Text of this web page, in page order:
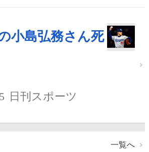
小島弘務さん死
日刊スポーツ
一覧へ